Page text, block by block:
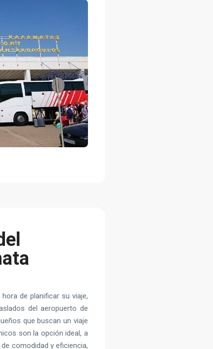
de planificar su viaje,
del aeropuerto de
que buscan un viaje
son la opción ideal, a
comodidad y eficiencia,